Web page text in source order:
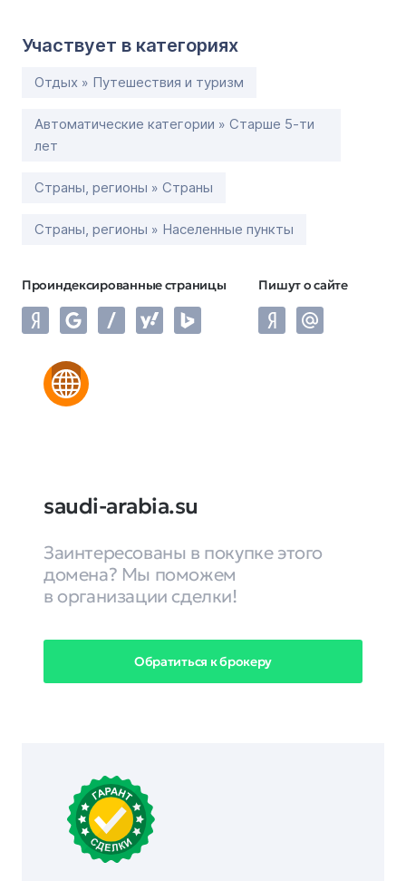
Участвует в категориях
Отдых » Путешествия и туризм
Автоматические категории » Старше 5-ти
лет
Страны, регионы » Страны
Страны, регионы » Населенные пункты
Проиндексированные страницы Пишут о сайте
saudi-arabia.su
Заинтересованы в покупке этого
домена? Мы поможем
в организации сделки!
Обратиться к брокеру